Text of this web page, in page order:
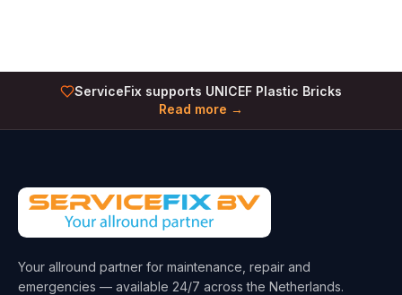
ServiceFix supports UNICEF Plastic Bricks
Read more →
Your allround partner for maintenance, repair and
emergencies — available 24/7 across the Netherlands.